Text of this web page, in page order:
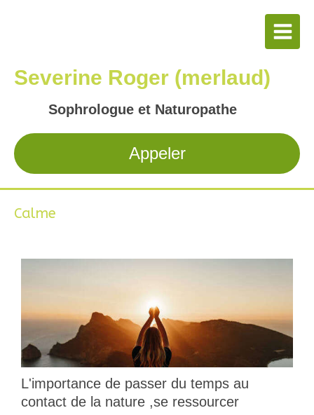
Severine Roger (merlaud)
Sophrologue et Naturopathe
Appeler
Calme
L'importance de passer du temps au
contact de la nature ,se ressourcer